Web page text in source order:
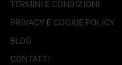
TERMINI E CONDIZIONI
PRIVACY E COOKIE POLICY
BLOG
CONTATTI